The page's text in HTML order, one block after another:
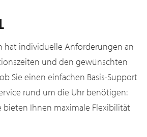
hat individuelle Anforderungen an
und den gewünschten
Sie einen einfachen Basis-Support
rund um die Uhr benötigen:
bieten Ihnen maximale Flexibilität